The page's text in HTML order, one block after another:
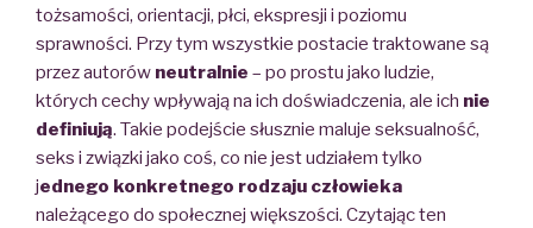
tożsamości, orientacji, płci, ekspresji i poziomu
sprawności. Przy tym wszystkie postacie traktowane są
przez autorów neutralnie – po prostu jako ludzie,
których cechy wpływają na ich doświadczenia, ale ich nie
definiują. Takie podejście słusznie maluje seksualność,
seks i związki jako coś, co nie jest udziałem tylko
jednego konkretnego rodzaju człowieka
należącego do społecznej większości. Czytając ten